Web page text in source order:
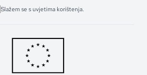
Slažem se s uvjetima korištenja.